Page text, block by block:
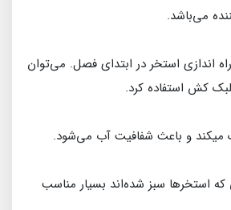
می‌باشد.
اندازي استخر در ابتداي فصل. می‌توان
کش استفاده کرد.
میکند و باعث شفافيت آب می‌شود.
که استخرها سبز شده‌اند بسیار مناسب